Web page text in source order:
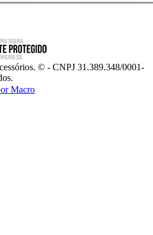
© - CNPJ 31.389.348/0001-
Macro